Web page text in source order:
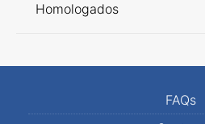
Homologados
FAQs